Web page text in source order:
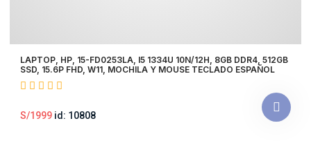
LAPTOP, HP, 15-FD0253LA, I5 1334U 10N/12H, 8GB DDR4, 512GB
SSD, 15.6P FHD, W11, MOCHILA Y MOUSE TECLADO ESPAÑOL
S/1999 id: 10808